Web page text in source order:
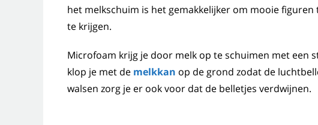
het melkschuim is het gemakkelijker om mooie
te krijgen.
Microfoam krijg je door melk op te schuimen met een
klop je met de melkkan op de grond zodat de
walsen zorg je er ook voor dat de belletjes verdwijnen.